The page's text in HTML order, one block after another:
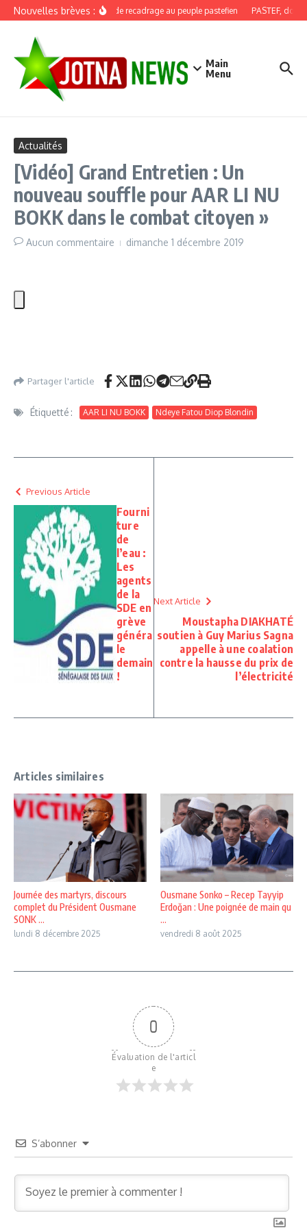
Aller au contenu
Nouvelles brèves :Discours de recadrage au peuple pastefien PASTEF,
Main
Menu
Actualités
[Vidéo] Grand Entretien : Un
nouveau souffle pour AAR LI NU
BOKK dans le combat citoyen »
Aucun commentaire dimanche 1 décembre 2019
Partager l'article
Étiquetté : AAR LI NU BOKK Ndeye Fatou Diop Blondin
Previous Article
Fourni
ture
de
l’eau :
Les
agents
de la
SDE en
grève
généra
le
demain
!
Next Article
Moustapha DIAKHATÉ
soutien à Guy Marius Sagna
appelle à une coalation
contre la hausse du prix de
l’électricité
Articles similaires
Journée des martyrs, discours
complet du Président Ousmane
SONK ...
lundi 8 décembre 2025
Ousmane Sonko – Recep Tayyip
Erdoğan : Une poignée de main qu
...
vendredi 8 août 2025
0
Évaluation de l'articl
e
S’abonner